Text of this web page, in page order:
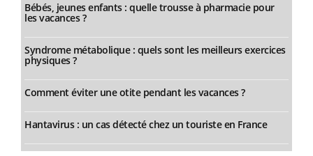
Bébés, jeunes enfants : quelle trousse à pharmacie pour
les vacances ?
Syndrome métabolique : quels sont les meilleurs exercices
physiques ?
Comment éviter une otite pendant les vacances ?
Hantavirus : un cas détecté chez un touriste en France